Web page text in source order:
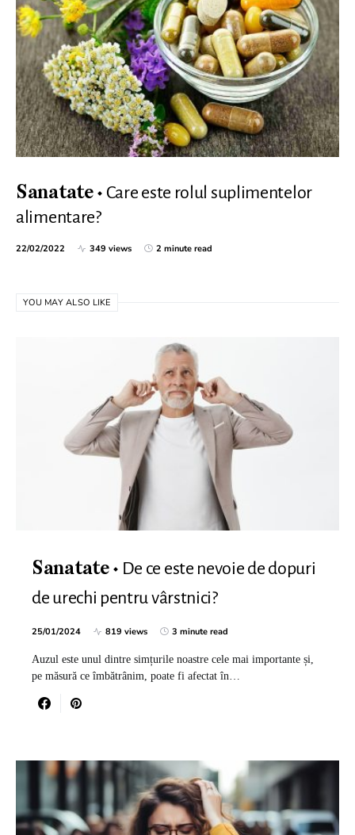
Sanatate
Care este rolul suplimentelor
alimentare?
22/02/2022 349 views 2 minute read
YOU MAY ALSO LIKE
Sanatate
De ce este nevoie de dopuri
de urechi pentru vârstnici?
25/01/2024 819 views 3 minute read
Auzul este unul dintre simțurile noastre cele mai importante și,
pe măsură ce îmbătrânim, poate fi afectat în…